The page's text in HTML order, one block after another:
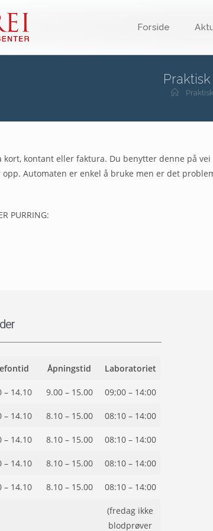
Forside
kontant eller faktura. Du benytter denne på
Automaten er enkel å bruke men er det
PURRING:
Åpningstid Laboratoriet
– 14.10 9.00 – 15.00 09;00 – 14:00
– 14.10 8.10 – 15.00 08:10 – 14:00
– 14.10 8.10 – 15.00 08:10 – 14:00
– 14.10 8.10 – 15.00 08:10 – 14:00
– 14.10 8.10 – 15.00 08:10 – 14:00
(fredag ikke
blodprøver